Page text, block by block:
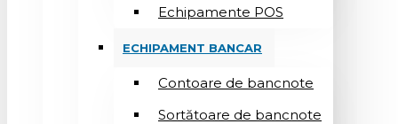
Echipamente POS
ECHIPAMENT BANCAR
Contoare de bancnote
Sortătoare de bancnote